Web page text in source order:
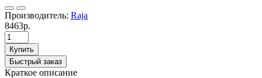
Производитель: Raja
8463р.
Купить
Быстрый заказ
Краткое описание